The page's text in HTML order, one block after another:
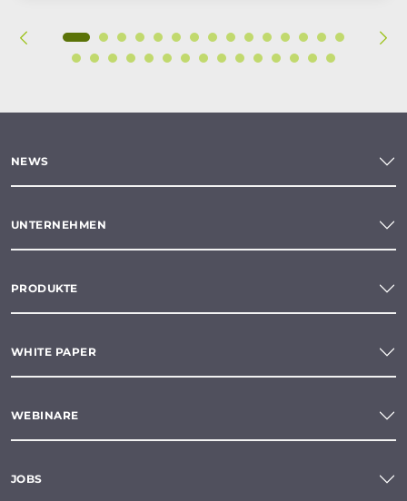
NEWS
UNTERNEHMEN
PRODUKTE
WHITE PAPER
WEBINARE
JOBS